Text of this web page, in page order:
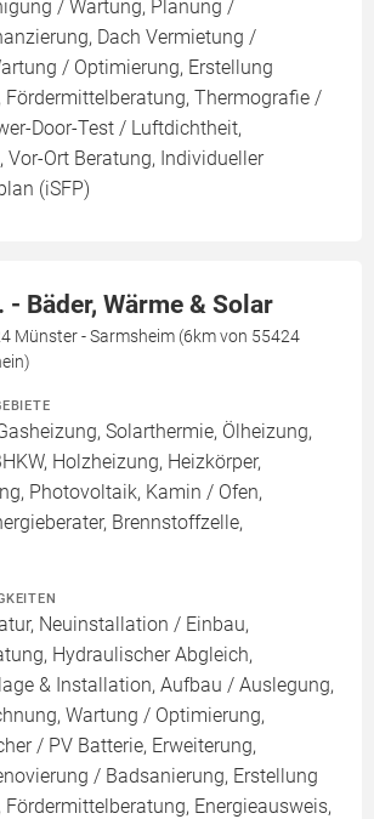
/ Wartung, Planung /
Dach Vermietung /
/ Optimierung, Erstellung
Fördermittelberatung, Thermografie /
Door-Test / Luftdichtheit,
Vor-Ort Beratung, Individueller
(iSFP)
Bäder, Wärme & Solar
Münster - Sarmsheim (6km von 55424
Solarthermie, Ölheizung,
Holzheizung, Heizkörper,
Photovoltaik, Kamin / Ofen,
Brennstoffzelle,
Neuinstallation / Einbau,
Hydraulischer Abgleich,
& Installation, Aufbau / Auslegung,
Wartung / Optimierung,
/ PV Batterie, Erweiterung,
/ Badsanierung, Erstellung
Fördermittelberatung, Energieausweis,